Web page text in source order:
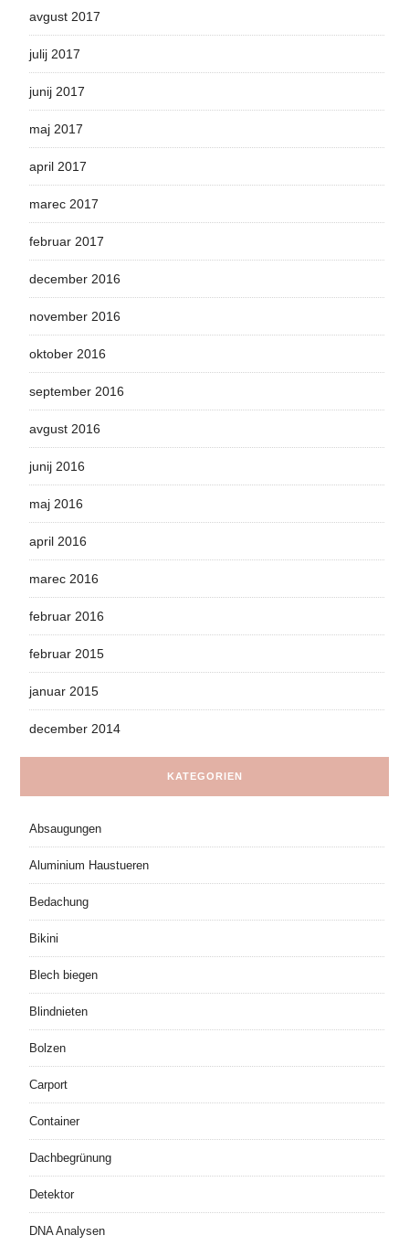
avgust 2017
julij 2017
junij 2017
maj 2017
april 2017
marec 2017
februar 2017
december 2016
november 2016
oktober 2016
september 2016
avgust 2016
junij 2016
maj 2016
april 2016
marec 2016
februar 2016
februar 2015
januar 2015
december 2014
KATEGORIEN
Absaugungen
Aluminium Haustueren
Bedachung
Bikini
Blech biegen
Blindnieten
Bolzen
Carport
Container
Dachbegrünung
Detektor
DNA Analysen